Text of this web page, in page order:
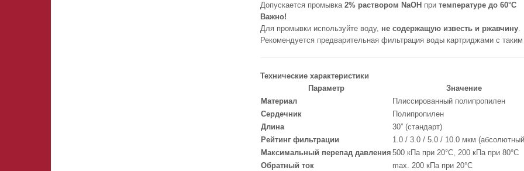
Допускается промывка 2% раствором NaOH при температуре до 60°C
Важно!
Для промывки используйте воду, не содержащую известь и ржавчину.
Рекомендуется предварительная фильтрация воды картриджами с
Технические характеристики
Параметр
Значение
Материал
Плиссированный полипропилен
Сердечник
Полипропилен
Длина
30” (стандарт)
Рейтинг фильтрации
1.0 / 3.0 / 5.0 / 10.0 мкм
Максимальный перепад давления 500 кПа при 20°C, 200 кПа при 80°C
Обратный ток
max. 200 кПа при 20°C